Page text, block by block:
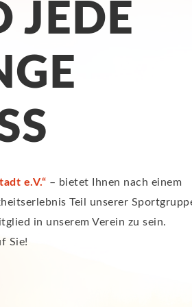
JEDE
e.V.“ – bietet Ihnen nach einem
Teil unserer
in unserem Verein zu sein.
Sie!